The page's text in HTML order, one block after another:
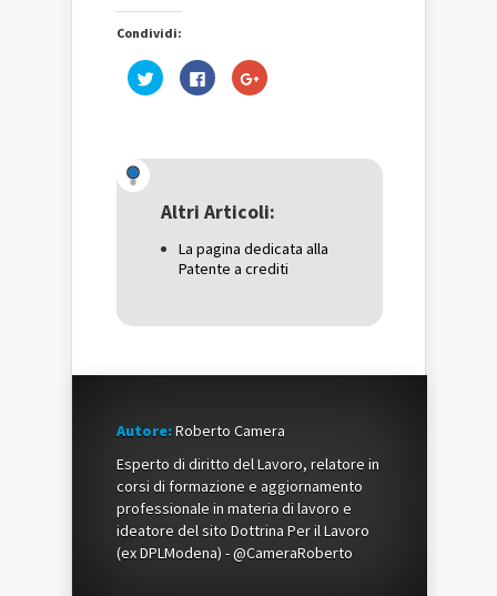
Condividi:
Fai
clic
una
nuova
Fai
clic
nuova
finestra)
Fai
clic
una
nuova
Altri Articoli:
La pagina dedicata alla
Patente a crediti
Autore:Roberto Camera
Esperto di diritto del Lavoro, relatore in
corsi di formazione e aggiornamento
professionale in materia di lavoro e
ideatore del sito Dottrina Per il Lavoro
(ex DPLModena) - @CameraRoberto